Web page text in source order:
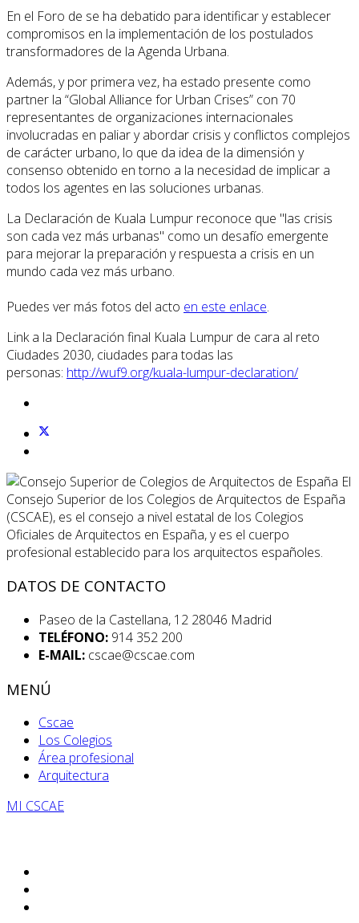
En el Foro de se ha debatido para identificar y establecer
compromisos en la implementación de los postulados
transformadores de la Agenda Urbana.
Además, y por primera vez, ha estado presente como
partner la “Global Alliance for Urban Crises” con 70
representantes de organizaciones internacionales
involucradas en paliar y abordar crisis y conflictos complejos
de carácter urbano, lo que da idea de la dimensión y
consenso obtenido en torno a la necesidad de implicar a
todos los agentes en las soluciones urbanas.
La Declaración de Kuala Lumpur reconoce que "las crisis
son cada vez más urbanas" como un desafío emergente
para mejorar la preparación y respuesta a crisis en un
mundo cada vez más urbano.
Puedes ver más fotos del acto en este enlace.
Link a la Declaración final Kuala Lumpur de cara al reto
Ciudades 2030, ciudades para todas las
personas: http://wuf9.org/kuala-lumpur-declaration/
El
Consejo Superior de los Colegios de Arquitectos de España
(CSCAE), es el consejo a nivel estatal de los Colegios
Oficiales de Arquitectos en España, y es el cuerpo
profesional establecido para los arquitectos españoles.
DATOS DE CONTACTO
Paseo de la Castellana, 12 28046 Madrid
TELÉFONO: 914 352 200
E-MAIL: cscae@cscae.com
MENÚ
Cscae
Los Colegios
Área profesional
Arquitectura
MI CSCAE